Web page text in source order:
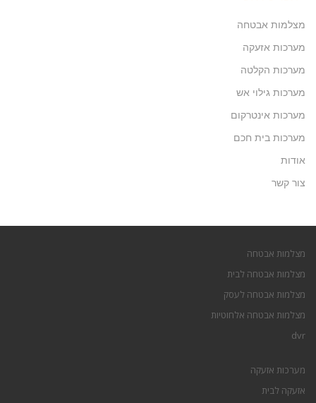
מצלמות אבטחה
מערכות אזעקה
מערכות הקלטה
מערכות גילוי אש
מערכות אינטרקום
מערכות בית חכם
אודות
צור קשר
מצלמות אבטחה
מצלמות אבטחה לבית
מצלמות אבטחה לעסק
מצלמות אבטחה אלחוטיות
dvr
מערכות אזעקה
אזעקה לבית